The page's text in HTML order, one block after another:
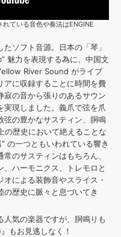
ている音色や奏法はENGINE
ソフト音源。日本の「琴」
魅力を表現する為に、中国文
River Sound がライブ
アに収録することに時間を費
寂の音から張りのあるサウン
実現しました。義爪で弦を爪
弦の豊かなサスティン、胴鳴
の歴史において絶えることな
の一つともいわれている響き
のサスティンはもちろん、
ハーモニクス、トレモロと
による装飾音やスライス・
歴史に脈々と息づいてき
人気の楽器ですが、胴鳴りも
もお見逃しなく！